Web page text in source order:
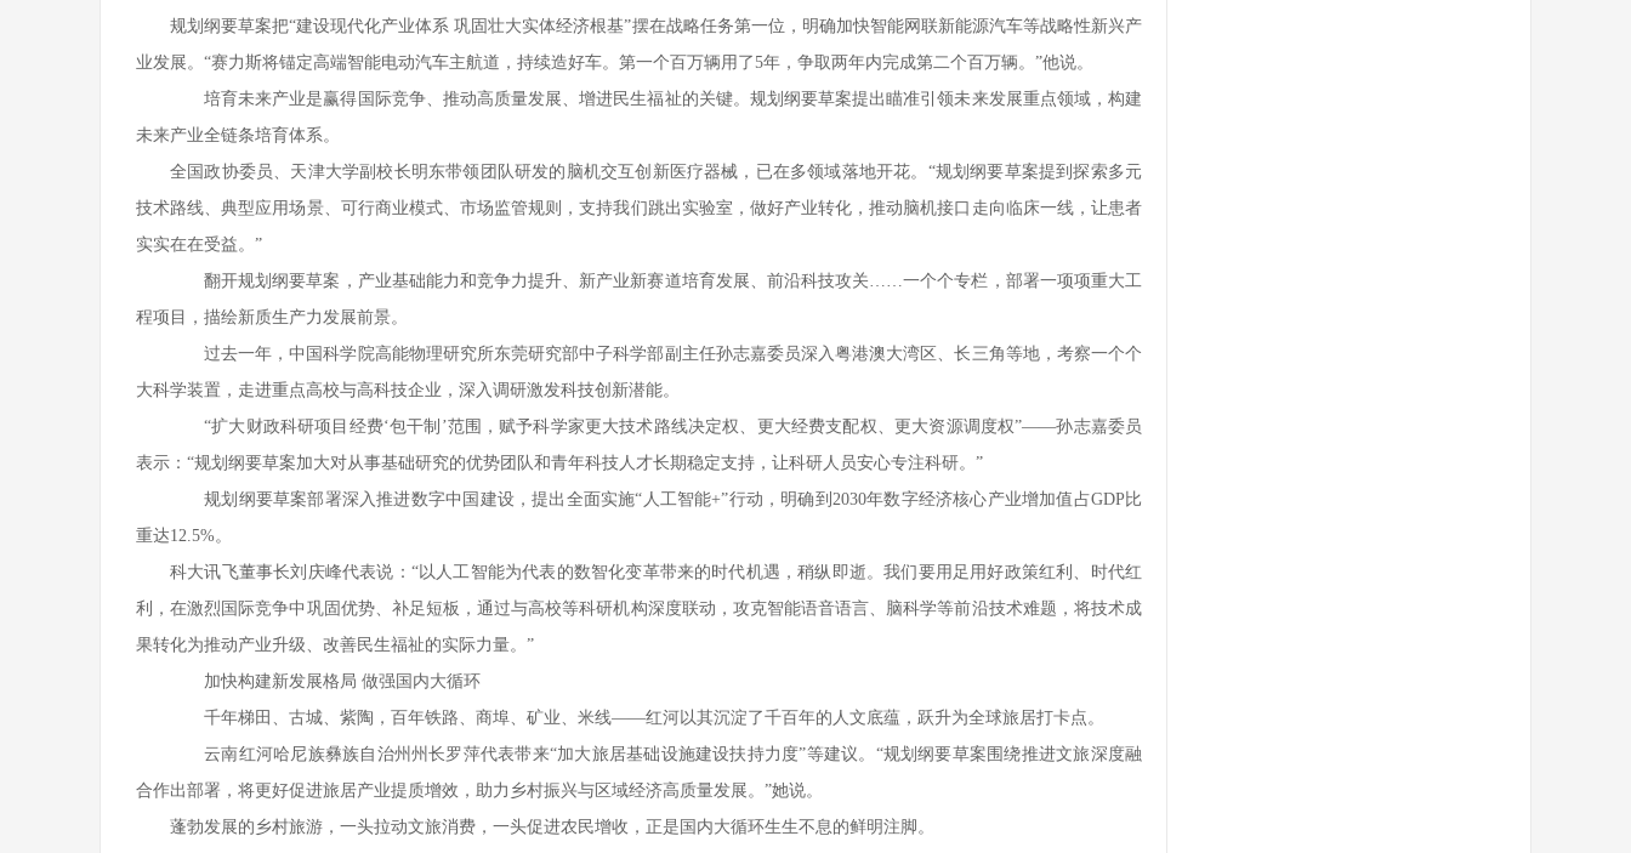
规划纲要草案把“建设现代化产业体系 巩固壮大实体经济根基”摆在战略任务第一位，明确加快智能网联新能源汽车等战略性新兴产
业发展。“赛力斯将锚定高端智能电动汽车主航道，持续造好车。第一个百万辆用了5年，争取两年内完成第二个百万辆。”他说。
培育未来产业是赢得国际竞争、推动高质量发展、增进民生福祉的关键。规划纲要草案提出瞄准引领未来发展重点领域，构建
未来产业全链条培育体系。
全国政协委员、天津大学副校长明东带领团队研发的脑机交互创新医疗器械，已在多领域落地开花。“规划纲要草案提到探索多元
技术路线、典型应用场景、可行商业模式、市场监管规则，支持我们跳出实验室，做好产业转化，推动脑机接口走向临床一线，让患者
实实在在受益。”
翻开规划纲要草案，产业基础能力和竞争力提升、新产业新赛道培育发展、前沿科技攻关……一个个专栏，部署一项项重大工
程项目，描绘新质生产力发展前景。
过去一年，中国科学院高能物理研究所东莞研究部中子科学部副主任孙志嘉委员深入粤港澳大湾区、长三角等地，考察一个个
大科学装置，走进重点高校与高科技企业，深入调研激发科技创新潜能。
“扩大财政科研项目经费‘包干制’范围，赋予科学家更大技术路线决定权、更大经费支配权、更大资源调度权”——孙志嘉委员
表示：“规划纲要草案加大对从事基础研究的优势团队和青年科技人才长期稳定支持，让科研人员安心专注科研。”
规划纲要草案部署深入推进数字中国建设，提出全面实施“人工智能+”行动，明确到2030年数字经济核心产业增加值占GDP比
重达12.5%。
科大讯飞董事长刘庆峰代表说：“以人工智能为代表的数智化变革带来的时代机遇，稍纵即逝。我们要用足用好政策红利、时代红
利，在激烈国际竞争中巩固优势、补足短板，通过与高校等科研机构深度联动，攻克智能语音语言、脑科学等前沿技术难题，将技术成
果转化为推动产业升级、改善民生福祉的实际力量。”
加快构建新发展格局 做强国内大循环
千年梯田、古城、紫陶，百年铁路、商埠、矿业、米线——红河以其沉淀了千百年的人文底蕴，跃升为全球旅居打卡点。
云南红河哈尼族彝族自治州州长罗萍代表带来“加大旅居基础设施建设扶持力度”等建议。“规划纲要草案围绕推进文旅深度融
合作出部署，将更好促进旅居产业提质增效，助力乡村振兴与区域经济高质量发展。”她说。
蓬勃发展的乡村旅游，一头拉动文旅消费，一头促进农民增收，正是国内大循环生生不息的鲜明注脚。